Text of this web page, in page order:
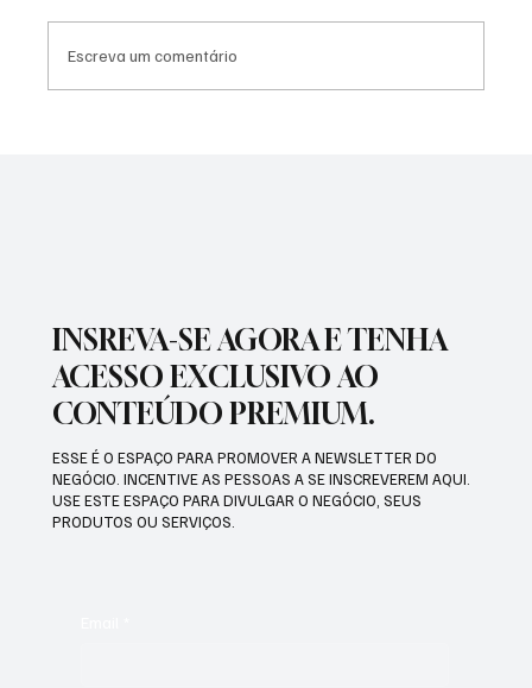
Escreva um comentário
INSREVA-SE AGORA E TENHA
ACESSO EXCLUSIVO AO
CONTEÚDO PREMIUM.
ESSE É O ESPAÇO PARA PROMOVER A NEWSLETTER DO
NEGÓCIO. INCENTIVE AS PESSOAS A SE INSCREVEREM AQUI.
USE ESTE ESPAÇO PARA DIVULGAR O NEGÓCIO, SEUS
PRODUTOS OU SERVIÇOS.